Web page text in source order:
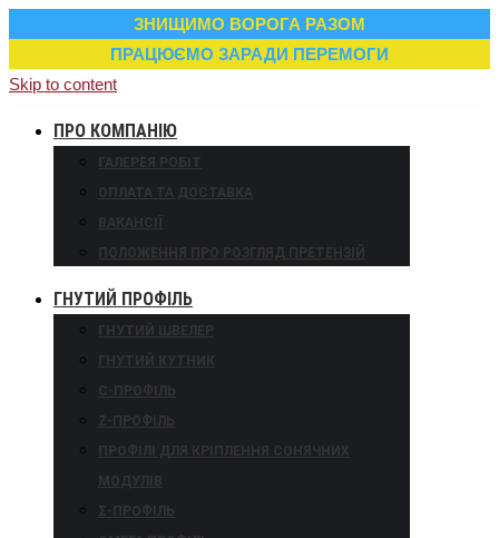
ЗНИЩИМО ВОРОГА РАЗОМ
ПРАЦЮЄМО ЗАРАДИ ПЕРЕМОГИ
Skip to content
ПРО КОМПАНІЮ
ГАЛЕРЕЯ РОБІТ
ОПЛАТА ТА ДОСТАВКА
ВАКАНСІЇ
ПОЛОЖЕННЯ ПРО РОЗГЛЯД ПРЕТЕНЗІЙ
ГНУТИЙ ПРОФІЛЬ
ГНУТИЙ ШВЕЛЕР
ГНУТИЙ КУТНИК
С-ПРОФІЛЬ
Z-ПРОФІЛЬ
ПРОФІЛІ ДЛЯ КРІПЛЕННЯ СОНЯЧНИХ
МОДУЛІВ
Σ-ПРОФІЛЬ